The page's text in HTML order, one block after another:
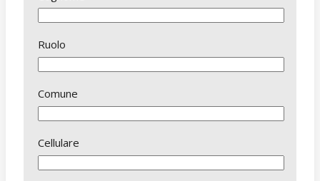
Ruolo
Comune
Cellulare